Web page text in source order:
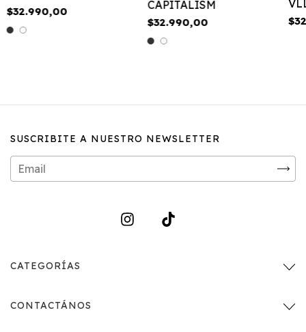
$32.990,00
CAPITALISM
$32.990,00
SUSCRIBITE A NUESTRO NEWSLETTER
CATEGORÍAS
CONTACTÁNOS